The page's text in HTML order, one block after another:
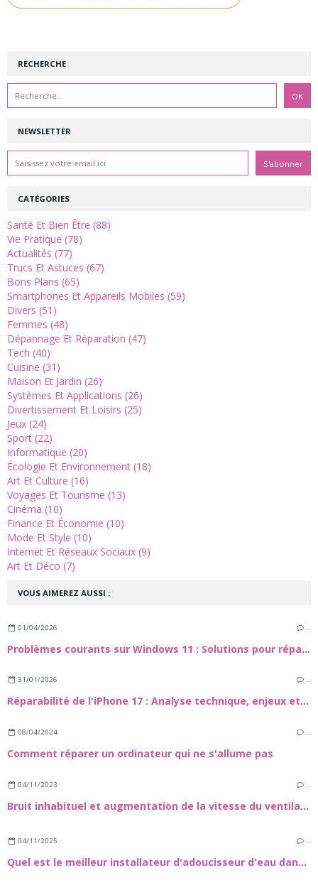
NEWSLETTER
RECHERCHE
VOUS AIMEREZ AUSSI :
01/04/2026 …
Problèmes courants sur Windows 11 : Solutions pour réparer votre PC
31/01/2026 …
Réparabilité de l'iPhone 17 : Analyse technique, enjeux et guide de maintenance
08/04/2024 …
Comment réparer un ordinateur qui ne s'allume pas
04/11/2023
Bruit inhabituel et augmentation de la vitesse du ventilateur d'un Mac
04/11/2025 …
Quel est le meilleur installateur d'adoucisseur d'eau dans le 72 ?
CATÉGORIES
Santé Et Bien Être (88)
Vie Pratique (78)
Actualités (77)
Trucs Et Astuces (67)
Bons Plans (65)
Smartphones Et Appareils Mobiles (59)
Divers (51)
Femmes (48)
Dépannage Et Réparation (47)
Tech (40)
Cuisine (31)
Maison Et Jardin (26)
Systèmes Et Applications (26)
Divertissement Et Loisirs (25)
Jeux (24)
Sport (22)
Informatique (20)
Écologie Et Environnement (18)
Art Et Culture (16)
Voyages Et Tourisme (13)
Cinéma (10)
Finance Et Économie (10)
Mode Et Style (10)
Internet Et Réseaux Sociaux (9)
Art Et Déco (7)